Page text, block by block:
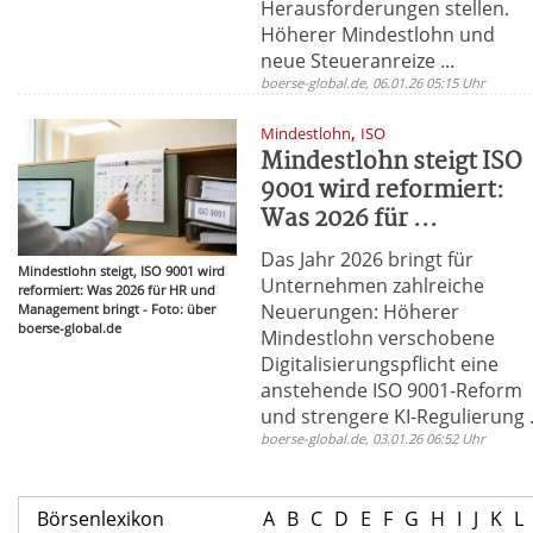
Herausforderungen stellen.
Höherer Mindestlohn und
neue Steueranreize ...
boerse-global.de, 06.01.26 05:15 Uhr
Mindestlohn steigt, ISO 9001 wird
reformiert: Was 2026 für HR und
Management bringt - Foto: über
boerse-global.de
Mindestlohn, ISO
Mindestlohn steigt ISO
9001 wird reformiert:
Was 2026 für ...
Das Jahr 2026 bringt für
Unternehmen zahlreiche
Neuerungen: Höherer
Mindestlohn verschobene
Digitalisierungspflicht eine
anstehende ISO 9001-Reform
und strengere KI-Regulierung
boerse-global.de, 03.01.26 06:52 Uhr
Börsenlexikon A B C D E F G H I J K L